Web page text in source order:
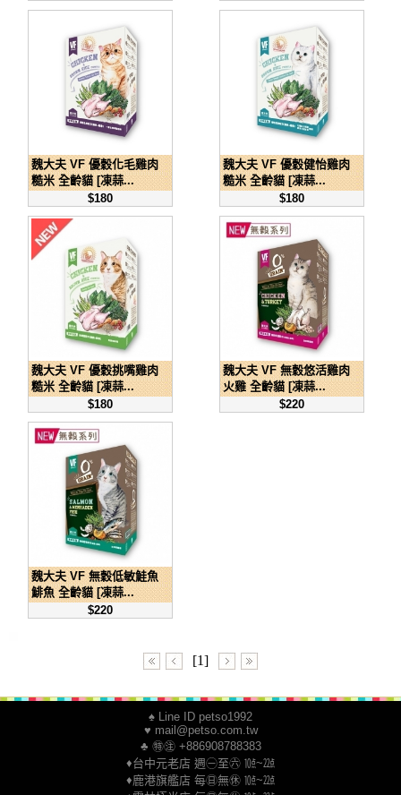
魏大夫 VF 優穀化毛雞肉
糙米 全齡貓 [凍蒜...
$180
魏大夫 VF 優穀健怡雞肉
糙米 全齡貓 [凍蒜...
$180
魏大夫 VF 優穀挑嘴雞肉
糙米 全齡貓 [凍蒜...
$180
魏大夫 VF 無穀悠活雞肉
火雞 全齡貓 [凍蒜...
$220
魏大夫 VF 無穀低敏鮭魚
鯡魚 全齡貓 [凍蒜...
$220
[1]
♠ Line ID petso1992
♥ mail@petso.com.tw
♣ ㊕㊟ +886908788383
♦台中元老店 週㊀至㊅ ㍢~㍮
♦鹿港旗艦店 每㊐無㊡ ㍢~㍮